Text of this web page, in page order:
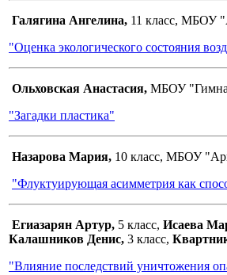
Галягина Ангелина, 11 класс, МБОУ
"Оценка экологического состояния
Ольховская Анастасия, МБОУ
"Загадки пластика"
Назарова Мария, 10 класс, МБОУ
"Флуктуирующая асимметрия как
Егиазарян Артур, 5 класс, Исаева
Калашников Денис, 3 класс,
"Влияние последствий уничтожения